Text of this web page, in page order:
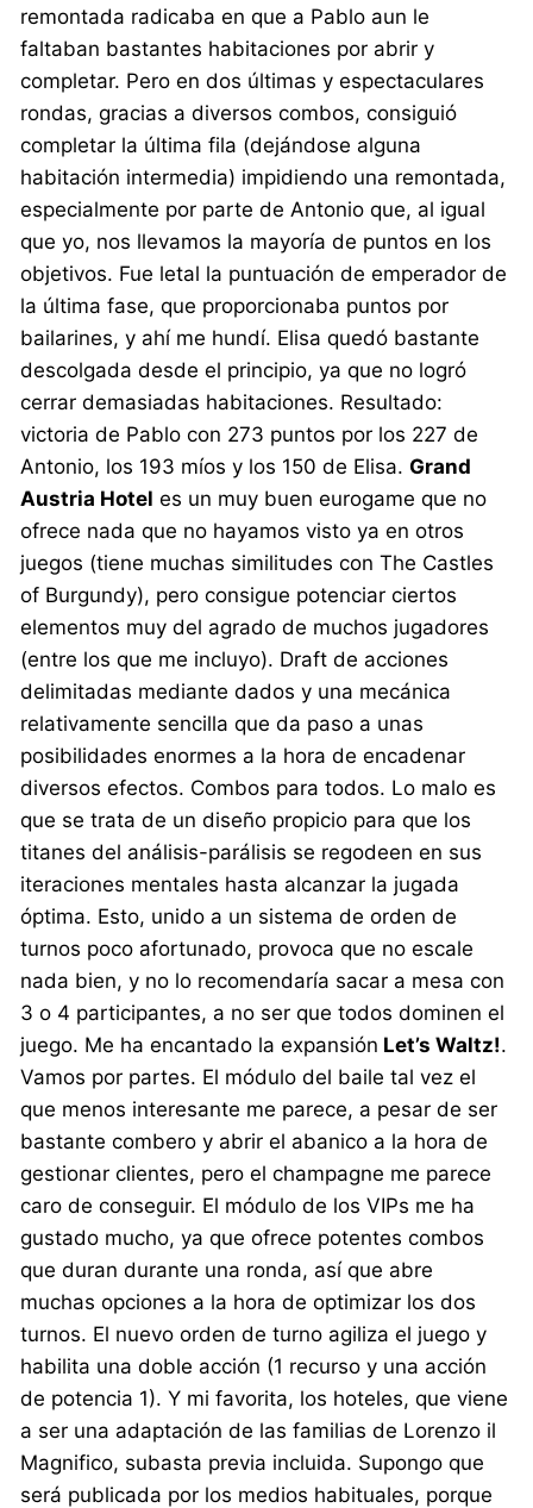
remontada radicaba en que a Pablo aun le
faltaban bastantes habitaciones por abrir y
completar. Pero en dos últimas y espectaculares
rondas, gracias a diversos combos, consiguió
completar la última fila (dejándose alguna
habitación intermedia) impidiendo una remontada,
especialmente por parte de Antonio que, al igual
que yo, nos llevamos la mayoría de puntos en los
objetivos. Fue letal la puntuación de emperador de
la última fase, que proporcionaba puntos por
bailarines, y ahí me hundí. Elisa quedó bastante
descolgada desde el principio, ya que no logró
cerrar demasiadas habitaciones. Resultado:
victoria de Pablo con 273 puntos por los 227 de
Antonio, los 193 míos y los 150 de Elisa.Grand
Austria Hotel es un muy buen eurogame que no
ofrece nada que no hayamos visto ya en otros
juegos (tiene muchas similitudes con The Castles
of Burgundy), pero consigue potenciar ciertos
elementos muy del agrado de muchos jugadores
(entre los que me incluyo). Draft de acciones
delimitadas mediante dados y una mecánica
relativamente sencilla que da paso a unas
posibilidades enormes a la hora de encadenar
diversos efectos. Combos para todos. Lo malo es
que se trata de un diseño propicio para que los
titanes del análisis-parálisis se regodeen en sus
iteraciones mentales hasta alcanzar la jugada
óptima. Esto, unido a un sistema de orden de
turnos poco afortunado, provoca que no escale
nada bien, y no lo recomendaría sacar a mesa con
3 o 4 participantes, a no ser que todos dominen el
juego. Me ha encantado la expansión Let’s Waltz!.
Vamos por partes. El módulo del baile tal vez el
que menos interesante me parece, a pesar de ser
bastante combero y abrir el abanico a la hora de
gestionar clientes, pero el champagne me parece
caro de conseguir. El módulo de los VIPs me ha
gustado mucho, ya que ofrece potentes combos
que duran durante una ronda, así que abre
muchas opciones a la hora de optimizar los dos
turnos. El nuevo orden de turno agiliza el juego y
habilita una doble acción (1 recurso y una acción
de potencia 1). Y mi favorita, los hoteles, que viene
a ser una adaptación de las familias de Lorenzo il
Magnifico, subasta previa incluida. Supongo que
será publicada por los medios habituales, porque